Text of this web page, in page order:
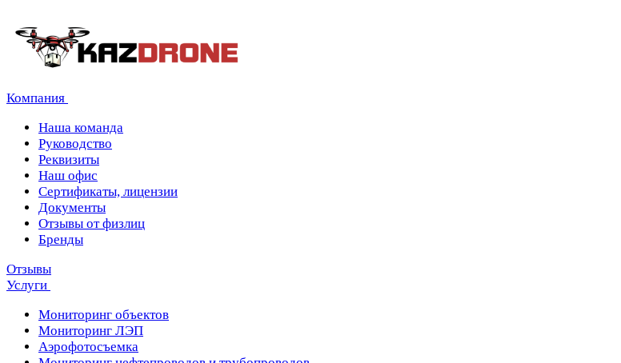
Компания
Наша команда
Руководство
Реквизиты
Наш офис
Сертификаты, лицензии
Документы
Отзывы от физлиц
Бренды
Отзывы
Услуги
Мониторинг объектов
Мониторинг ЛЭП
Аэрофотосъемка